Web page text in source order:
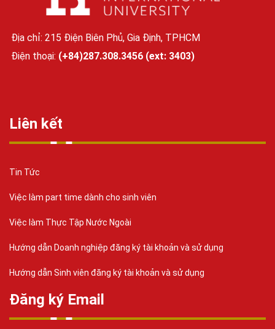
Địa chỉ: 215 Điện Biên Phủ, Gia Định, TPHCM
Điện thoại: (+84)287.308.3456 (ext: 3403)
Liên kết
Tin Tức
Việc làm part time dành cho sinh viên
Việc làm Thực Tập Nước Ngoài
Hướng dẫn Doanh nghiệp đăng ký tài khoản và sử dụng
Hướng dẫn Sinh viên đăng ký tài khoản và sử dụng
Đăng ký Email